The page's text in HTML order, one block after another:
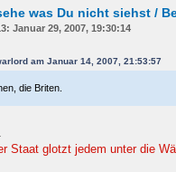
was Du nicht siehst /
Januar 29, 2007, 19:30:14
am Januar 14, 2007, 21:53:57
die Briten.
Staat glotzt jedem unter die